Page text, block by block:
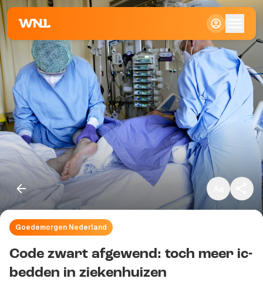
Klein
Standaard
Groot
Goedemorgen Nederland
Code zwart afgewend: toch meer ic-
bedden in ziekenhuizen